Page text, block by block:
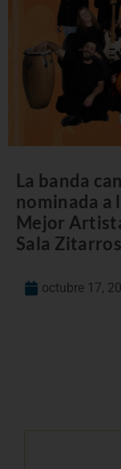
La banda
nominada a
Mejor
Sala
octubre 17,